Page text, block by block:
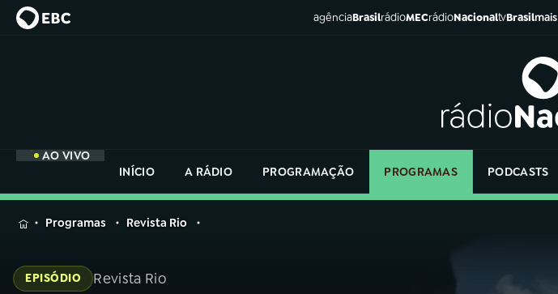
agênciaBrasilrádioMECrádioNacionaltvBrasilmais
AO VIVO
INÍCIO
A RÁDIO PROGRAMAÇÃO PROGRAMAS PODCASTS
MENU
na
Rádio
Programas Revista Rio
EPISÓDIO Revista Rio